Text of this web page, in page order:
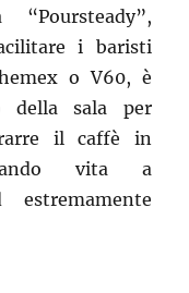
i baristi
o V60, è
della sala per
il caffè in
vita a
estremamente